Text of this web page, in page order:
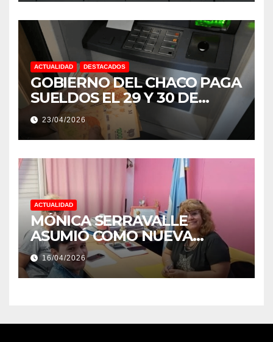
ACTUALIDAD DESTACADOS
GOBIERNO DEL CHACO PAGA
SUELDOS EL 29 Y 30 DE
ABRIL, CON EL 2% DE
AUMENTO
23/04/2026
ACTUALIDAD
MÓNICA SERRAVALLE
ASUMIÓ COMO NUEVA
DIRECTORA DEL E.E.S. N° 82
«RENÉ FAVALORO» DE
BASAIL.
16/04/2026